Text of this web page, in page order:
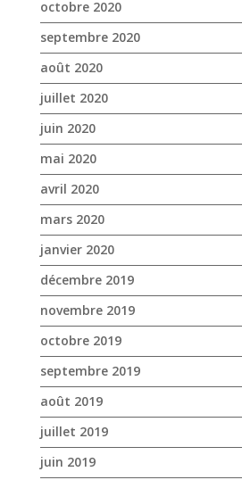
mai 2020
avril 2020
mars 2020
janvier 2020
décembre 2019
novembre 2019
octobre 2019
septembre 2019
août 2019
juillet 2019
juin 2019
mai 2019
avril 2019
mars 2019
février 2019
janvier 2019